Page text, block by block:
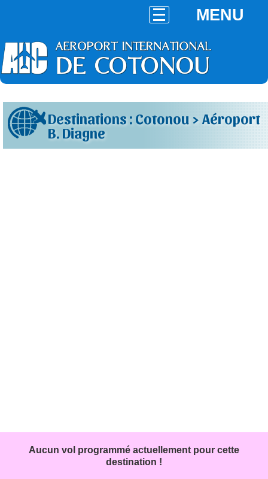
MENU
Destinations : Cotonou > Aéroport
B. Diagne
Aucun vol programmé actuellement pour cette
destination !